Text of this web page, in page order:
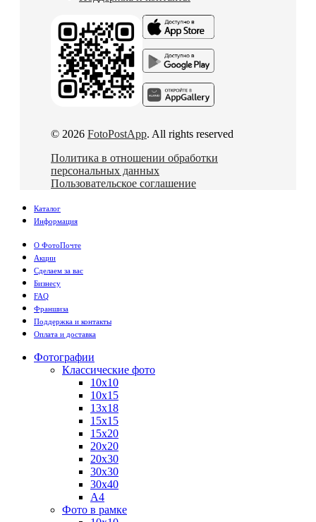
© 2026 FotoPostApp. All rights reserved
Политика в отношении обработки
персональных данных
Пользовательское соглашение
Каталог
Информация
О ФотоПочте
Акции
Сделаем за вас
Бизнесу
FAQ
Франшиза
Поддержка и контакты
Оплата и доставка
Фотографии
Классические фото
10х10
10х15
13х18
15х15
15х20
20х20
20х30
30х30
30х40
А4
Фото в рамке